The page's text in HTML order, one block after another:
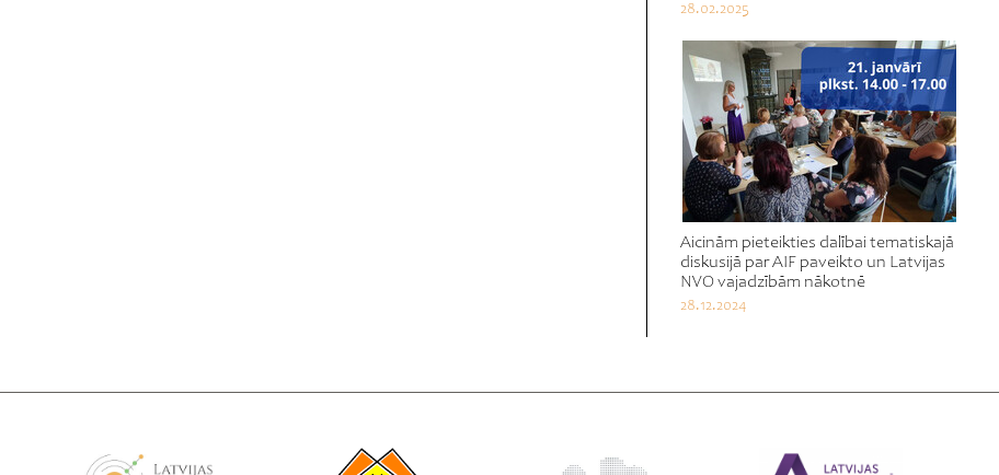
28.02.2025
Aicinām pieteikties dalībai tematiskajā
diskusijā par AIF paveikto un Latvijas
NVO vajadzībām nākotnē
28.12.2024